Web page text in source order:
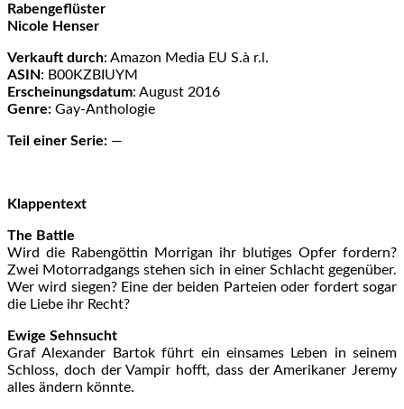
Rabengeflüster
Nicole Henser
Verkauft durch: Amazon Media EU S.à r.l.
ASIN: B00KZBIUYM
Erscheinungsdatum: August 2016
Genre: Gay-Anthologie
Teil einer Serie: —
Klappentext
The Battle
Wird die Rabengöttin Morrigan ihr blutiges Opfer fordern?
Zwei Motorradgangs stehen sich in einer Schlacht gegenüber.
Wer wird siegen? Eine der beiden Parteien oder fordert sogar
die Liebe ihr Recht?
Ewige Sehnsucht
Graf Alexander Bartok führt ein einsames Leben in seinem
Schloss, doch der Vampir hofft, dass der Amerikaner Jeremy
alles ändern könnte.